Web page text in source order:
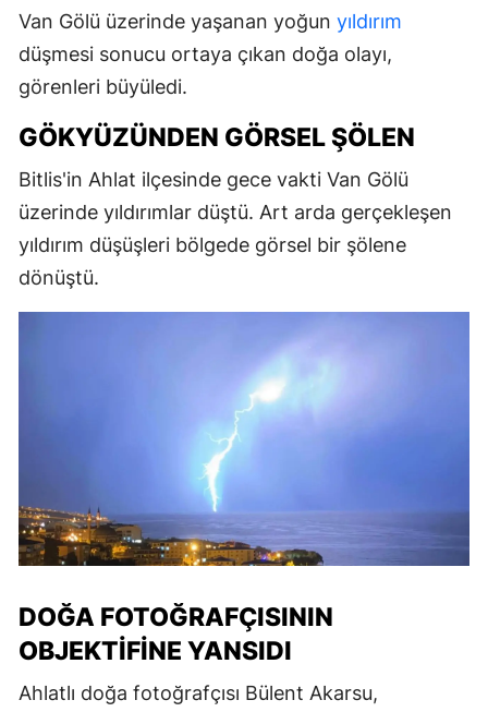
Van Gölü üzerinde yaşanan yoğun yıldırım
düşmesi sonucu ortaya çıkan doğa olayı,
görenleri büyüledi.
GÖKYÜZÜNDEN GÖRSEL ŞÖLEN
Bitlis'in Ahlat ilçesinde gece vakti Van Gölü
üzerinde yıldırımlar düştü. Art arda gerçekleşen
yıldırım düşüşleri bölgede görsel bir şölene
dönüştü.
DOĞA FOTOĞRAFÇISININ
OBJEKTIFINE YANSIDI
Ahlatlı doğa fotoğrafçısı Bülent Akarsu,